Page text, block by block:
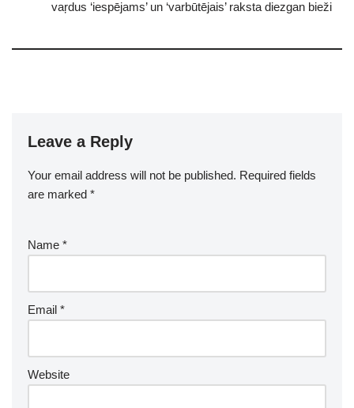
vaŗdus ‘iespējams’ un ‘varbūtējais’ raksta diezgan bieži
Leave a Reply
Your email address will not be published. Required fields
are marked *
Name *
Email *
Website